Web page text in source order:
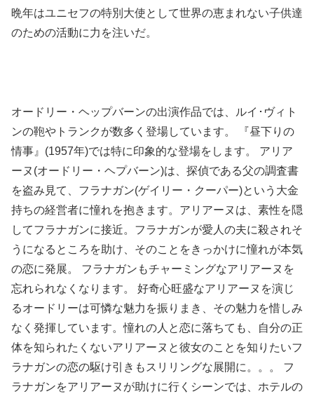
晩年はユニセフの特別大使として世界の恵まれない子供達
のための活動に力を注いだ。
オードリー・ヘップバーンの出演作品では、ルイ･ヴィト
ンの鞄やトランクが数多く登場しています。 『昼下りの
情事』(1957年)では特に印象的な登場をします。 アリア
ーヌ(オードリー・ヘプバーン)は、探偵である父の調査書
を盗み見て、フラナガン(ゲイリー・クーパー)という大金
持ちの経営者に憧れを抱きます。アリアーヌは、素性を隠
してフラナガンに接近。フラナガンが愛人の夫に殺されそ
うになるところを助け、そのことをきっかけに憧れが本気
の恋に発展。 フラナガンもチャーミングなアリアーヌを
忘れられなくなります。 好奇心旺盛なアリアーヌを演じ
るオードリーは可憐な魅力を振りまき、その魅力を惜しみ
なく発揮しています。憧れの人と恋に落ちても、自分の正
体を知られたくないアリアーヌと彼女のことを知りたいフ
ラナガンの恋の駆け引きもスリリングな展開に。。。 フ
ラナガンをアリアーヌが助けに行くシーンでは、ホテルの